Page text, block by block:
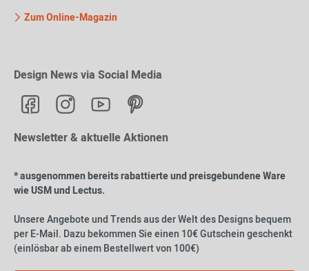
Zum Online-Magazin
Design News via Social Media
Newsletter & aktuelle Aktionen
* ausgenommen bereits rabattierte und preisgebundene Ware
wie USM und Lectus.
Unsere Angebote und Trends aus der Welt des Designs bequem
per E-Mail. Dazu bekommen Sie einen 10€ Gutschein geschenkt
(einlösbar ab einem Bestellwert von 100€)